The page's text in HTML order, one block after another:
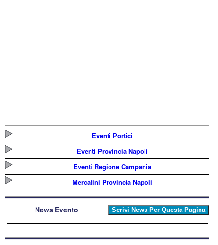
Eventi Portici
Eventi Provincia Napoli
Eventi Regione Campania
Mercatini Provincia Napoli
News Evento